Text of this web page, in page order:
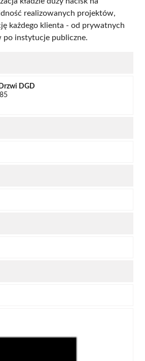
realizowanych projektów,
każdego klienta - od prywatnych
po instytucje publiczne.
DGD